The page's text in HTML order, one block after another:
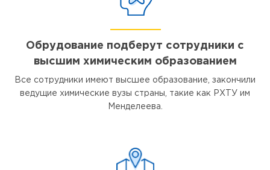
Обрудование подберут сотрудники с
высшим химическим образованием
Все сотрудники имеют высшее образование, закончили
ведущие химические вузы страны, такие как РХТУ им
Менделеева.